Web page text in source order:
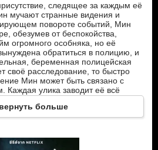
следящее за каждым её
мучают странные видения и
повороте событий, Мин
обезумев от беспокойства,
огромного особняка, но её
обратиться в полицию, и
беременная полицейская
своё расследование, то быстро
Мин может быть связано с
Каждая улика заводит её всё
тайн, раскрывая зловещую
семью Джаруканант на
больше